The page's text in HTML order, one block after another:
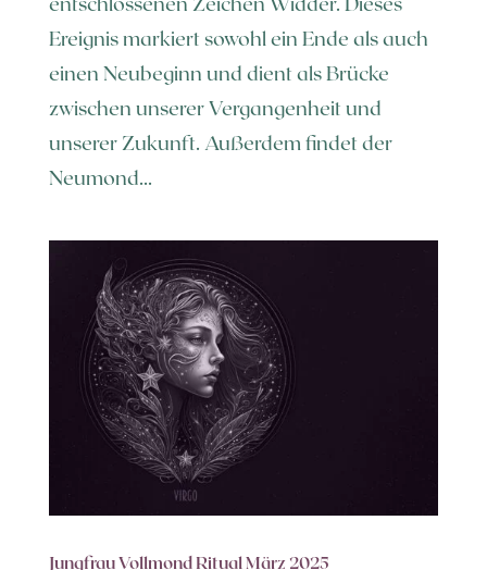
Ereignis markiert sowohl ein Ende als auch
einen Neubeginn und dient als Brücke
zwischen unserer Vergangenheit und
unserer Zukunft. Außerdem findet der
Neumond...
Jungfrau Vollmond Ritual März 2025